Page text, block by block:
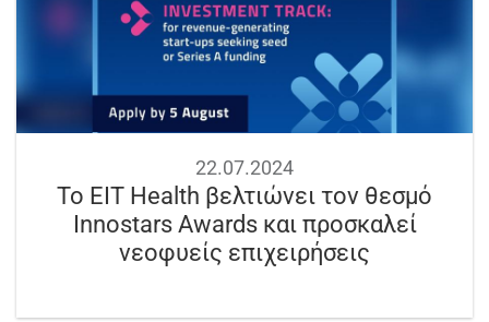
22.07.2024
Το EIT Health βελτιώνει τον θεσμό
Innostars Awards και προσκαλεί
νεοφυείς επιχειρήσεις